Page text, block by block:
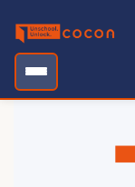
content